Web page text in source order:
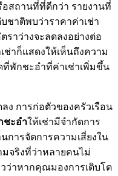
สถานที่ที่ดีกว่า รายงานที่
ชาติพบว่าราคาค่าเช่า
ราว่างจะลดลงอย่างต่อ
ช่าก็แสดงให้เห็นถึงความ
ที่พักชะอำที่ค่าเช่าเพิ่มขึ้น
ง การก่อตัวของครัวเรือน
ชะอำให้เช่ามีจำกัดการ
การจัดการความเสี่ยงใน
จริงที่ว่าหลายคนไม่
ว่าหากคุณมองการเติบโต